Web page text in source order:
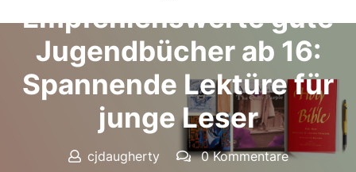
Empfehlenswerte gute
Jugendbücher ab 16:
Spannende Lektüre für
junge Leser
cjdaugherty
0 Kommentare